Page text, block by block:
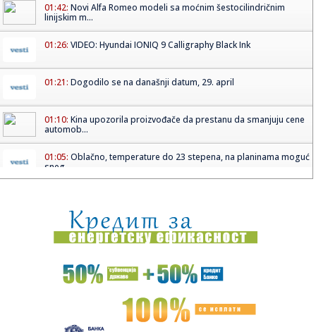
01:42: Novi Alfa Romeo modeli sa moćnim šestocilindričnim
linijskim m...
01:26: VIDEO: Hyundai IONIQ 9 Calligraphy Black Ink
01:21: Dogodilo se na današnji datum, 29. april
01:10: Kina upozorila proizvođače da prestanu da smanjuju cene
automob...
01:05: Oblačno, temperature do 23 stepena, na planinama moguć
sneg
00:31:Maserati obeležava stogodišnjicu svog logotipa
00:29:Raspuštena skupština tzv. Kosova: Politička kriza sve veća
Haos u Briselu: Masovni štrajk preti da prizemlji letove i